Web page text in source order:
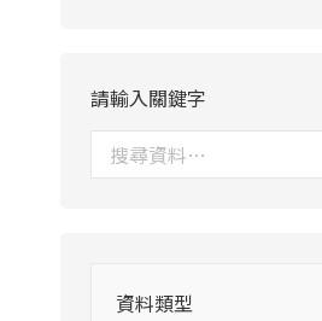
請輸入關鍵字
資料類型